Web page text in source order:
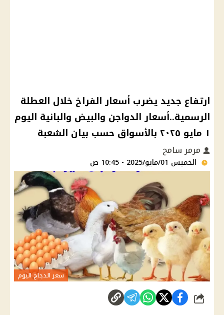
ارتفاع جديد يضرب أسعار الفراخ خلال العطلة
الرسمية..أسعار الدواجن والبيض والبانية اليوم
١ مايو ٢٠٢٥ بالأسواق حسب بيان الشعبة
مرمر سامح
الخميس 01/مايو/2025 - 10:45 ص
سعر الدجاج اليوم
شارك